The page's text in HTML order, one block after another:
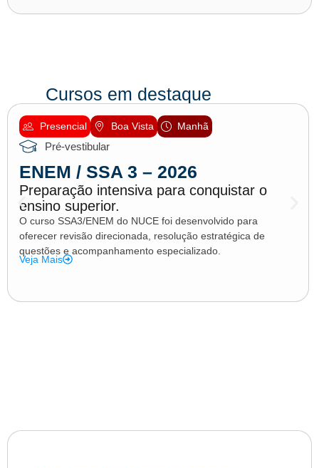
Cursos em destaque
Presencial Boa Vista Manhã
Pré-vestibular
ENEM / SSA 3 – 2026
Preparação intensiva para conquistar o
ensino superior.
O curso SSA3/ENEM do NUCE foi desenvolvido para
oferecer revisão direcionada, resolução estratégica de
questões e acompanhamento especializado.
Veja Mais